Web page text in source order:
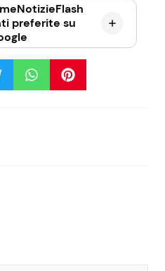
preferite su